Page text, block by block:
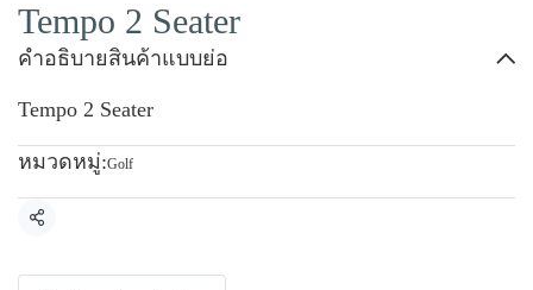
Tempo 2 Seater
คำอธิบายสินค้าแบบย่อ
Tempo 2 Seater
หมวดหมู่:Golf
แชร์